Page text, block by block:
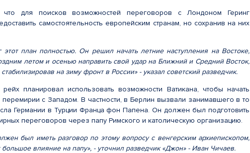
для поисков возможностей переговоров с Лондоном Геринг
самостоятельность европейским странам, но сохранив на них
этот план полностью. Он решил начать летние наступления на Востоке,
летом и осенью направить свой удар на Ближний и Средний Восток,
на зиму фронт в России» - указал советский разведчик.
планировал использовать возможности Ватикана, чтобы начать
с Западом. В частности, в Берлин вызвали занимавшего в то
Германии в Турции Франца фон Папена. Он должен был подготовить
переговоров через папу Римского и католическую организацию.
был иметь разговор по этому вопросу с венгерским архиепископом,
влияние на папу», - уточнил разведчик «Джон» - Иван Чичаев.